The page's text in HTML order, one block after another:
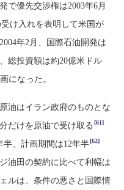
で優先交渉権は2003年6月
け入れを表明して米国が
年2月、国際石油開発は
総投資額は約20億米ドル
になった。
油はイラン政府のものとな
だけを原油で受け取る [61]
、計画期間は12年半[62]
油田の契約に比べて利幅は
ルは、条件の悪さと国際情